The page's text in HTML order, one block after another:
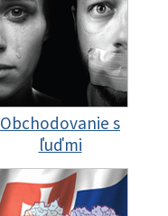
Obchodovanie s
ľuďmi